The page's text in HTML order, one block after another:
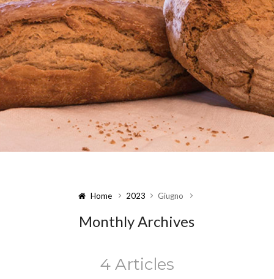
Home 2023 Giugno
Monthly Archives
4 Articles